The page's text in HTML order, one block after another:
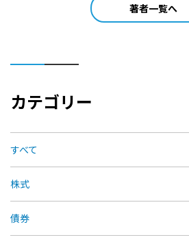
著者一覧へ
カテゴリー
すべて
株式
債券